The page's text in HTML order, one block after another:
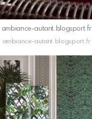
ambiance-autant.blogsport.fr
ambiance-autant.blogsport.fr